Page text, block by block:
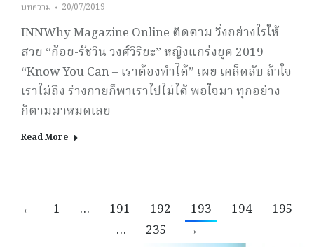
บทความ 20/07/2019
INNWhy Magazine Online ติดตาม วิ่งอย่างไรให้
สวย “ก้อย-รัชวิน วงศ์วิริยะ” หญิงแกร่งยุค 2019
“Know You Can – เราต้องทำได้” เผย เคล็ดลับ ถ้าใจ
เราไม่ถึง ร่างกายก็พาเราไปไม่ได้ พอใจมา ทุกอย่าง
ก็ตามมาหมดเลย
Read More
← 1 … 191 192 193 194
195
…
235 →